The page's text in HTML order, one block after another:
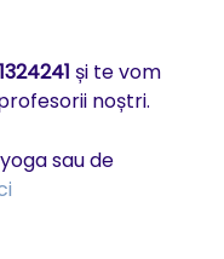
și te vom
noștri.
sau de